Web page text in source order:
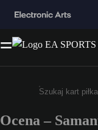
Wpisz co
Ocena –